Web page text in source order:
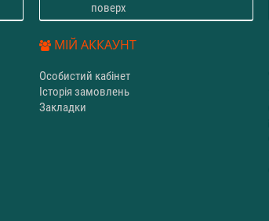
поверх
МІЙ АККАУНТ
Особистий кабінет
Історія замовлень
Закладки